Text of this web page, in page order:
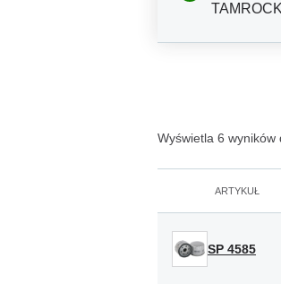
TAMROCK
Wyświetla 6 wyników
ARTYKUŁ
SP 4585